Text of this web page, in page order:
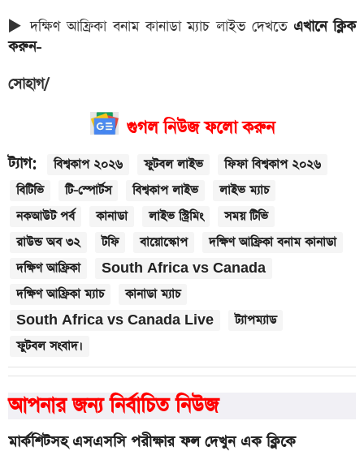
▶️ দক্ষিণ আফ্রিকা বনাম কানাডা ম্যাচ লাইভ দেখতে এখানে ক্লিক
করুন-
সোহাগ/
গুগল নিউজ ফলো করুন
ট্যাগ: বিশ্বকাপ ২০২৬ ফুটবল লাইভ
ফিফা বিশ্বকাপ ২০২৬
বিটিভি
টি-স্পোর্টস বিশ্বকাপ লাইভ
লাইভ ম্যাচ
নকআউট পর্ব
কানাডা লাইভ স্ট্রিমিং
সময় টিভি
রাউন্ড অব ৩২
টফি বায়োস্কোপ
দক্ষিণ আফ্রিকা বনাম কানাডা
দক্ষিণ আফ্রিকা
South Africa vs Canada
দক্ষিণ আফ্রিকা ম্যাচ
কানাডা ম্যাচ
South Africa vs Canada Live
ট্যাপম্যাড
ফুটবল সংবাদ।
আপনার জন্য নির্বাচিত নিউজ
মার্কশিটসহ এসএসসি পরীক্ষার ফল দেখুন এক ক্লিকে